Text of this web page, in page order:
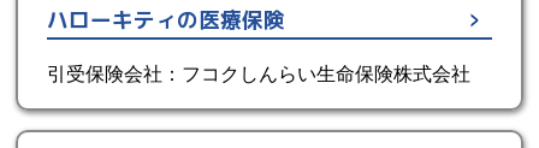
ハローキティの医療保険
引受保険会社：フコクしんらい生命保険株式会社